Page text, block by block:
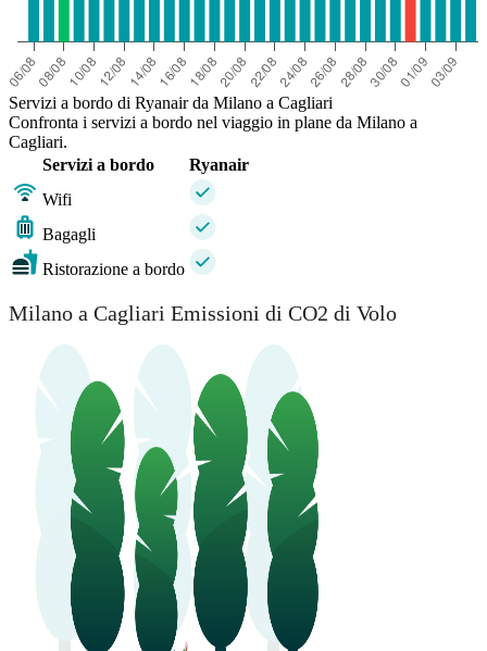
Servizi a bordo di Ryanair da Milano a Cagliari
Confronta i servizi a bordo nel viaggio in plane da Milano a
Cagliari.
Servizi a bordo
Ryanair
Wifi
Bagagli
Ristorazione a bordo
Milano a Cagliari Emissioni di CO2 di Volo